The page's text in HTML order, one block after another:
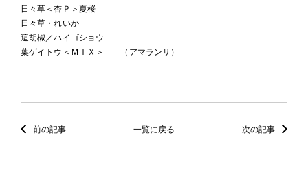
日々草＜杏Ｐ＞夏桜
日々草・れいか
這胡椒／ハイゴショウ
葉ゲイトウ＜ＭＩＸ＞ （アマランサ）
前の記事 一覧に戻る 次の記事